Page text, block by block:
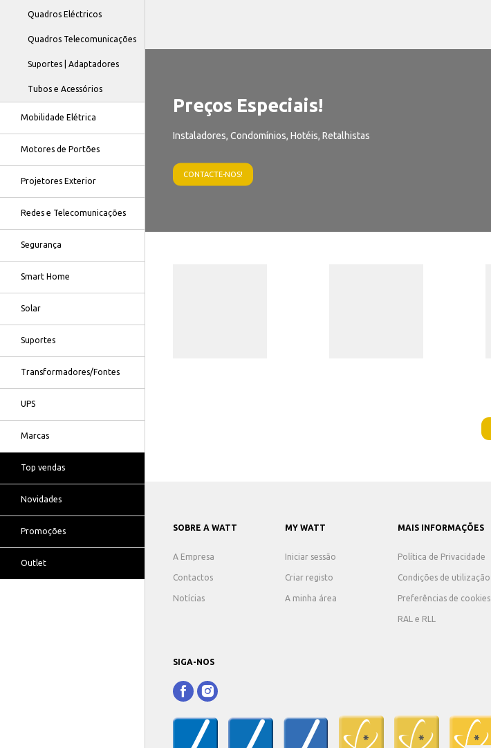
Quadros Eléctricos
Quadros Telecomunicações
Suportes | Adaptadores
Tubos e Acessórios
Mobilidade Elétrica
Motores de Portões
Projetores Exterior
Redes e Telecomunicações
Segurança
Smart Home
Solar
Suportes
Transformadores/Fontes
UPS
Marcas
Top vendas
Novidades
Promoções
Outlet
Preços Especiais!
Instaladores, Condomínios, Hotéis, Retalhistas
CONTACTE-NOS!
SOBRE A WATT
A Empresa
Contactos
Notícias
MY WATT
Iniciar sessão
Criar registo
A minha área
MAIS INFORMAÇÕES
Política de Privacidade
Condições de utilização
Preferências de cookies
RAL e RLL
SIGA-NOS